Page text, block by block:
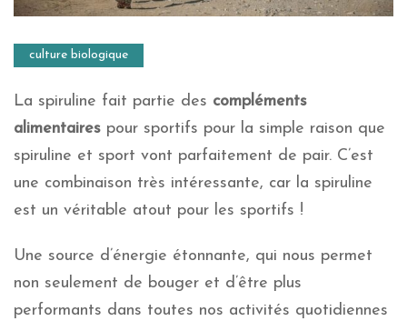
culture biologique
La spiruline fait partie des compléments
alimentaires pour sportifs pour la simple raison que
spiruline et sport vont parfaitement de pair. C’est
une combinaison très intéressante, car la spiruline
est un véritable atout pour les sportifs !
Une source d’énergie étonnante, qui nous permet
non seulement de bouger et d’être plus
performants dans toutes nos activités quotidiennes